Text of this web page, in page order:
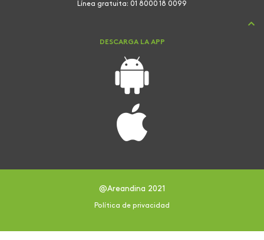
Línea gratuita: 01 8000 18 0099
DESCARGA LA APP
@Areandina 2021
Política de privacidad